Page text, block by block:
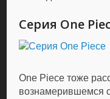
Серия One
One Piece тоже
вознамерившемся